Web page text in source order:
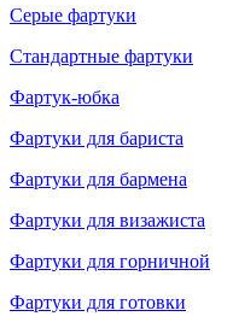
Серые фартуки
Стандартные фартуки
Фартук-юбка
Фартуки для бариста
Фартуки для бармена
Фартуки для визажиста
Фартуки для горничной
Фартуки для готовки